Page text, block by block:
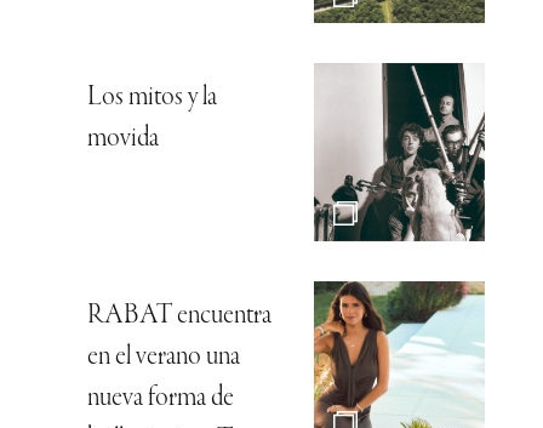
Los mitos y la
movida
RABAT encuentra
en el verano una
nueva forma de